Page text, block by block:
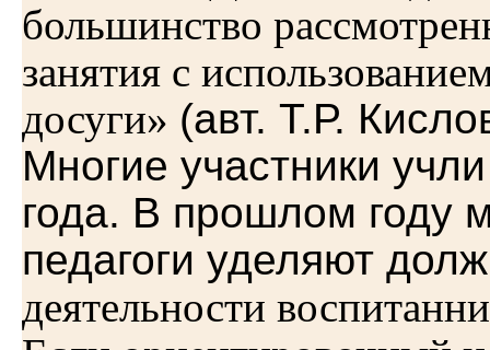
большинство
занятия с
досуги» (авт. Т.Р.
Многие участники
года. В прошлом году
педагоги уделяют
деятельности